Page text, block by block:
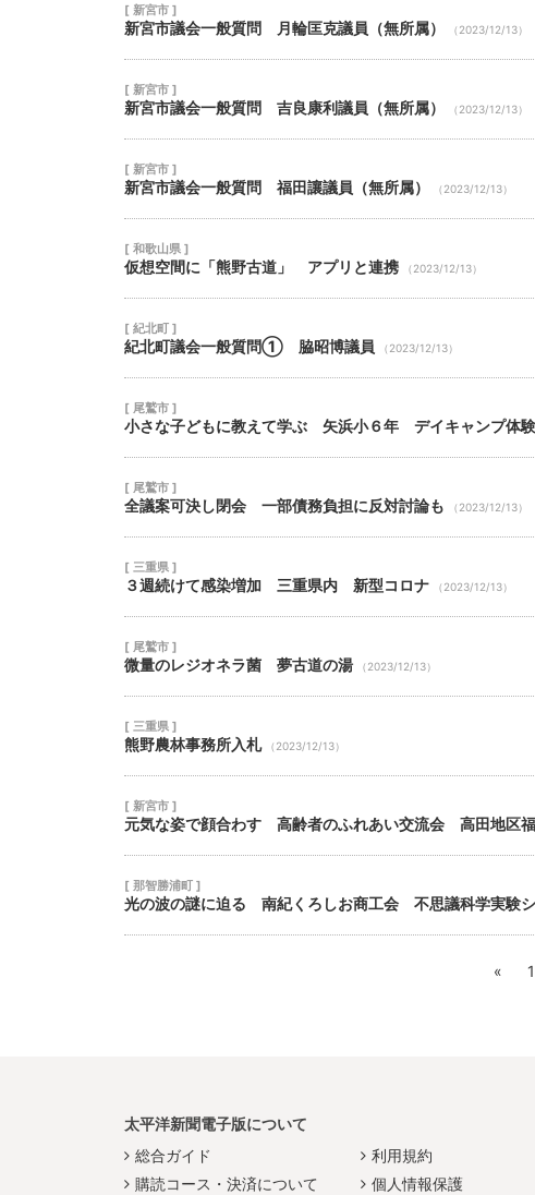
[ 新宮市 ]
新宮市議会一般質問 月輪匡克議員（無所属） （2023/12/13）
[ 新宮市 ]
新宮市議会一般質問 吉良康利議員（無所属） （2023/12/13）
[ 新宮市 ]
新宮市議会一般質問 福田讓議員（無所属） （2023/12/13）
[ 和歌山県 ]
仮想空間に「熊野古道」 アプリと連携 （2023/12/13）
[ 紀北町 ]
紀北町議会一般質問① 脇昭博議員 （2023/12/13）
[ 尾鷲市 ]
小さな子どもに教えて学ぶ 矢浜小６年 デイキャンプ体験
[ 尾鷲市 ]
全議案可決し閉会 一部債務負担に反対討論も （2023/12/13）
[ 三重県 ]
３週続けて感染増加 三重県内 新型コロナ （2023/12/13）
[ 尾鷲市 ]
微量のレジオネラ菌 夢古道の湯 （2023/12/13）
[ 三重県 ]
熊野農林事務所入札 （2023/12/13）
[ 新宮市 ]
元気な姿で顔合わす 高齢者のふれあい交流会 高田地区
[ 那智勝浦町 ]
光の波の謎に迫る 南紀くろしお商工会 不思議科学実験
« 1
太平洋新聞電子版について
総合ガイド
購読コース・決済について
利用規約
個人情報保護